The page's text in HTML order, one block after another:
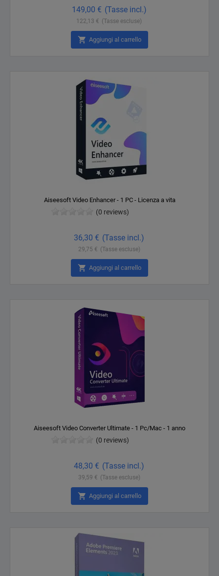
149,00 € (Tasse incl.)
122,13 € (Tasse escluse)
 Aggiungi al carrello
Aiseesoft Video Enhancer - 1 PC - Licenza a vita
(0 reviews)
36,30 € (Tasse incl.)
29,75 € (Tasse escluse)
 Aggiungi al carrello
Aiseesoft Video Converter Ultimate - 1 Pc/Mac - 1 anno
(0 reviews)
48,30 € (Tasse incl.)
39,59 € (Tasse escluse)
 Aggiungi al carrello